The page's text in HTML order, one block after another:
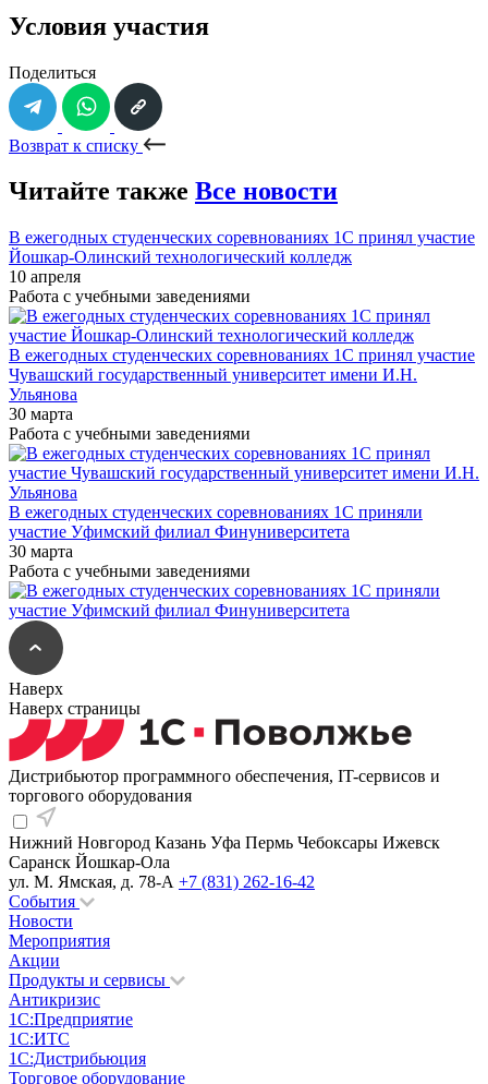
Условия участия
Поделиться
Возврат к списку
Читайте также Все новости
В ежегодных студенческих соревнованиях 1С принял участие
Йошкар-Олинский технологический колледж
10 апреля
Работа с учебными заведениями
В ежегодных студенческих соревнованиях 1С принял участие
Чувашский государственный университет имени И.Н.
Ульянова
30 марта
Работа с учебными заведениями
В ежегодных студенческих соревнованиях 1С приняли
участие Уфимский филиал Финуниверситета
30 марта
Работа с учебными заведениями
Наверх
Наверх страницы
Дистрибьютор программного обеспечения, IT-сервисов и
торгового оборудования
Нижний Новгород Казань Уфа Пермь Чебоксары Ижевск
Саранск Йошкар-Ола
ул. М. Ямская, д. 78-А +7 (831) 262-16-42
События
Новости
Мероприятия
Акции
Продукты и сервисы
Антикризис
1С:Предприятие
1С:ИТС
1С:Дистрибьюция
Торговое оборудование